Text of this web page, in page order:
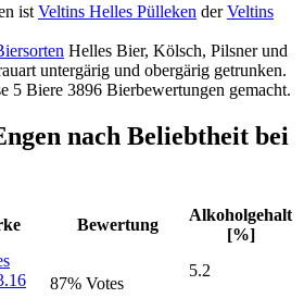
ist Veltins Helles Pülleken derVeltins
Helles Bier, Kölsch, Pilsner und
untergärig und obergärig getrunken.
5 Biere 3896 Bierbewertungen gemacht.
nach Beliebtheit bei
Bewertung
Alkoholgehalt
[%]
87% Votes
5.2